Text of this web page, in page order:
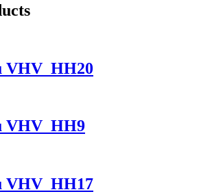
VHV_HH20
VHV_HH9
VHV_HH17